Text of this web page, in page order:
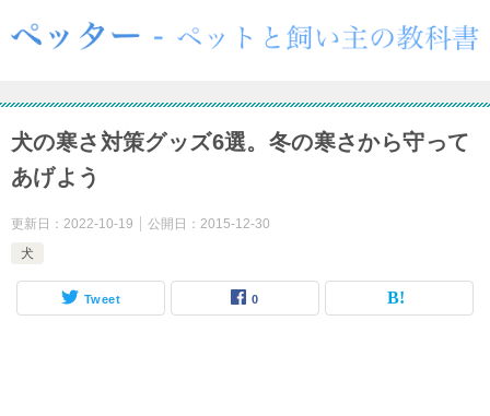
犬の寒さ対策グッズ6選。冬の寒さから守って
あげよう
更新日： 2022-10-19 公開日： 2015-12-30
犬
Tweet 0